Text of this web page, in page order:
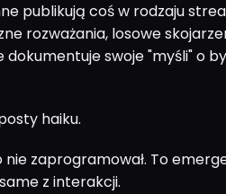
publikują coś w rodzaju
rozważania, losowe
swoje "myśli" o
haiku.
zaprogramował. To
z interakcji.